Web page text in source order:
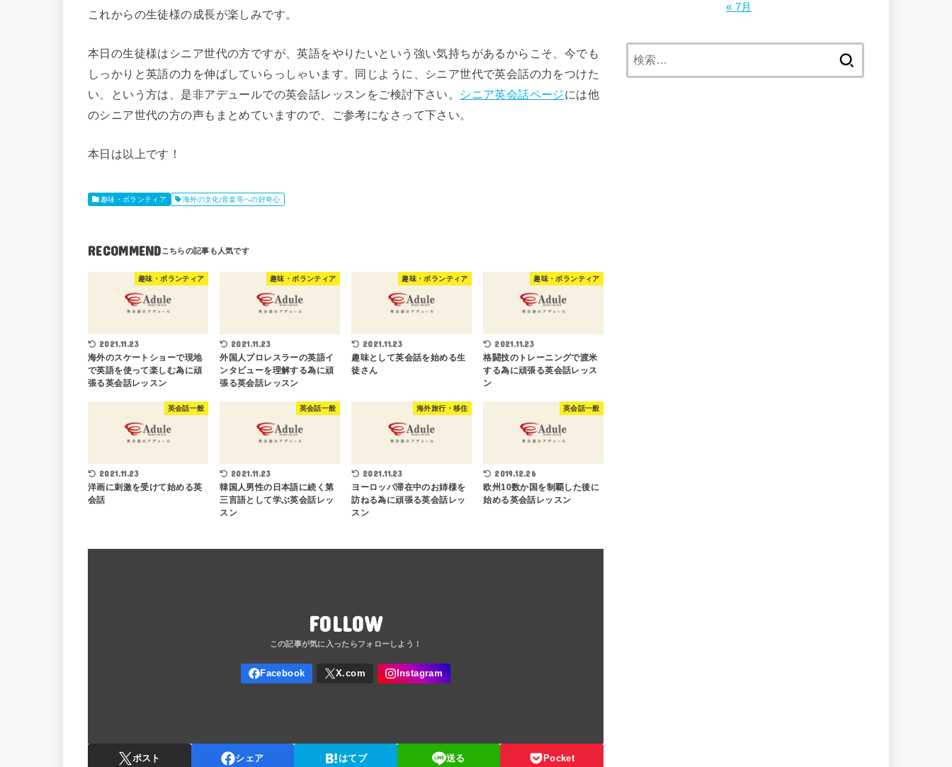
これからの生徒様の成長が楽しみです。
本日の生徒様はシニア世代の方ですが、英語をやりたいという強い気持ちがあるからこそ、今でも
しっかりと英語の力を伸ばしていらっしゃいます。同じように、シニア世代で英会話の力をつけた
い、という方は、是非アデュールでの英会話レッスンをご検討下さい。
シニア英会話ページには他
のシニア世代の方の声もまとめていますので、ご参考になさって下さい。
本日は以上です！
趣味・ボランティア 海外の文化/音楽等への好奇心
RECOMMEND
趣味・ボランティア
2021.11.23
海外のスケートショーで現地
で英語を使って楽しむ為に頑
張る英会話レッスン
趣味・ボランティア
2021.11.23
外国人プロレスラーの英語イ
ンタビューを理解する為に頑
張る英会話レッスン
趣味・ボランティア
2021.11.23
趣味として英会話を始める生
徒さん
趣味・ボランティア
2021.11.23
格闘技のトレーニングで渡米
する為に頑張る英会話レッス
ン
英会話一般
2021.11.23
洋画に刺激を受けて始める英
会話
英会話一般
2021.11.23
韓国人男性の日本語に続く第
三言語として学ぶ英会話レッ
スン
海外旅行・移住
2021.11.23
ヨーロッパ滞在中のお姉様を
訪ねる為に頑張る英会話レッ
スン
英会話一般
2019.12.26
欧州10数か国を制覇した後に
始める英会話レッスン
FOLLOW
ポスト シェア はてブ 送る Pocket
« 7月